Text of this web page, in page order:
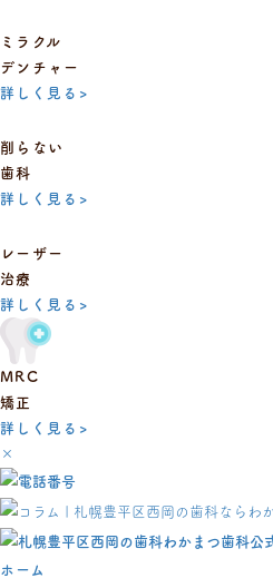
ミラクル
デンチャー
詳しく見る >
削らない
歯科
詳しく見る >
レーザー
治療
詳しく見る >
MRC
矯正
詳しく見る >
×
ホーム